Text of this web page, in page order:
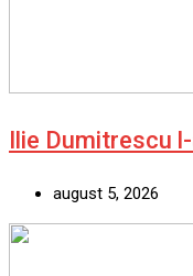
Ilie Dumitrescu
august 5, 2026